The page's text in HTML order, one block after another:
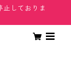
止しておりま